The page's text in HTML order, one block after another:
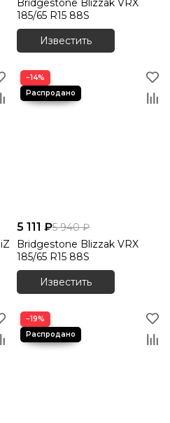
Bridgestone Blizzak VRX
185/65 R15 88S
Известить
−14%
5 111 ₽5 940 ₽
Bridgestone Blizzak VRX
185/65 R15 88S
Известить
−19%